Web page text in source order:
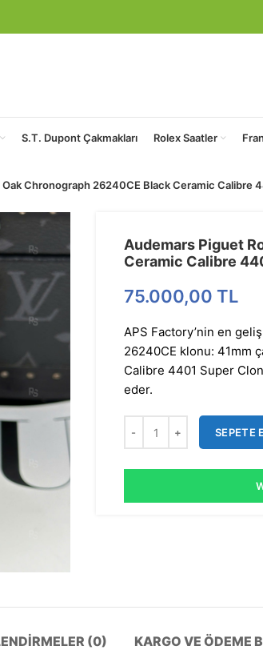
S.T. Dupont Çakmakları Rolex Saatler
Chronograph 26240CE Black Ceramic Calibre
Audemars Piguet
Ceramic Calibre
75.000,00 TL
APS Factory’nin en
26240CE klonu: 41mm
Calibre 4401 Super
eder.
SEPETE
(0) KARGO VE ÖDEME